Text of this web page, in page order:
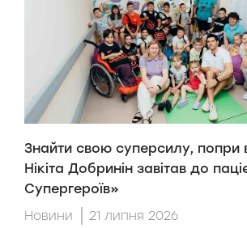
Знайти свою суперсилу, попри
Нікіта Добринін завітав до
Супергероїв»
Новини 21 липня 2026